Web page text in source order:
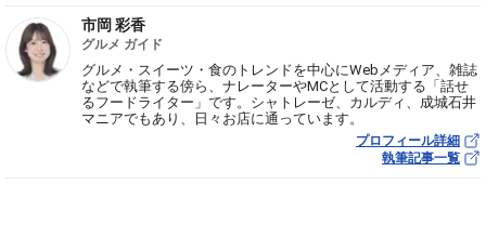
市岡 彩香
グルメ ガイド
グルメ・スイーツ・食のトレンドを中心にWebメディア、雑誌
などで執筆する傍ら、ナレーターやMCとして活動する「話せ
るフードライター」です。シャトレーゼ、カルディ、成城石井
マニアでもあり、日々お店に通っています。
プロフィール詳細
執筆記事一覧